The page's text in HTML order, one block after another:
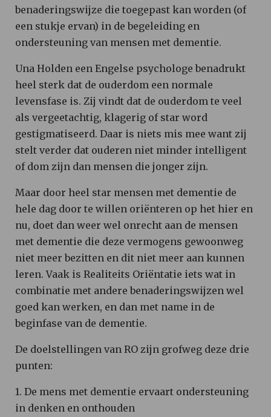
benaderingswijze die toegepast kan worden (of
een stukje ervan) in de begeleiding en
ondersteuning van mensen met dementie.
Una Holden een Engelse psychologe benadrukt
heel sterk dat de ouderdom een normale
levensfase is. Zij vindt dat de ouderdom te veel
als vergeetachtig, klagerig of star word
gestigmatiseerd. Daar is niets mis mee want zij
stelt verder dat ouderen niet minder intelligent
of dom zijn dan mensen die jonger zijn.
Maar door heel star mensen met dementie de
hele dag door te willen oriënteren op het hier en
nu, doet dan weer wel onrecht aan de mensen
met dementie die deze vermogens gewoonweg
niet meer bezitten en dit niet meer aan kunnen
leren. Vaak is Realiteits Oriëntatie iets wat in
combinatie met andere benaderingswijzen wel
goed kan werken, en dan met name in de
beginfase van de dementie.
De doelstellingen van RO zijn grofweg deze drie
punten:
1. De mens met dementie ervaart ondersteuning
in denken en onthouden